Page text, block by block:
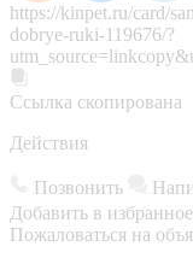
https://kinpet.ru/card/
dobrye-ruki-119676/?
Ссылка скопирована
Действия
Позвонить
Добавить в избранное
Пожаловаться на